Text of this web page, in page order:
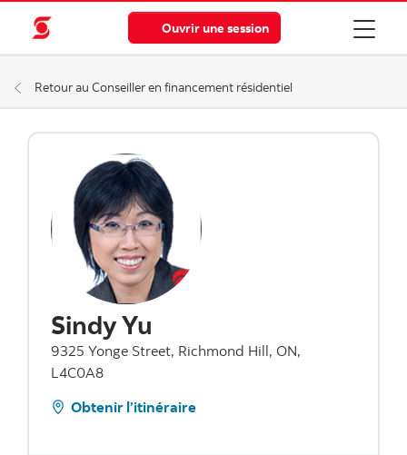
Ouvrir une session
Retour au Conseiller en financement résidentiel
Sindy Yu
9325 Yonge Street, Richmond Hill, ON,
L4C0A8
Obtenir l’itinéraire